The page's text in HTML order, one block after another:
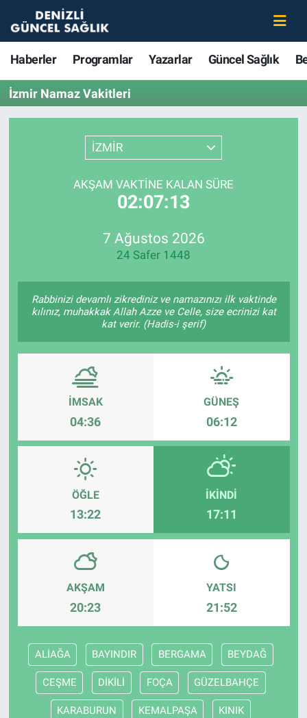
Haberler Programlar Yazarlar Güncel Sağlık
İzmir Namaz Vakitleri
İZMİR
AKŞAM VAKTINE KALAN SÜRE
02:07:13
7 Ağustos 2026
24 Safer 1448
Rabbinizi devamlı zikrediniz ve namazınızı ilk vaktinde
kılınız, muhakkak Allah Azze ve Celle, size ecrinizi kat
kat verir. (Hadis-i şerif)
İMSAK
04:36
GÜNEŞ
06:12
ÖĞLE
13:22
İKINDI
17:11
AKŞAM
20:23
YATSI
21:52
ALİAĞA BAYINDIR BERGAMA BEYDAĞ
CEŞME DİKİLİ FOÇA GÜZELBAHÇE
KARABURUN KEMALPAŞA KINIK
Haberler
Programlar
Yazarlar
Güncel Sağlık
Beslenme
Estetik ve Güzellik
Merkezefendi Nöbetçi Eczaneler
Merkezefendi Hava Durumu
Merkezefendi Trafik Yoğunluk Haritası
Süper Lig Puan Durumu ve Fikstür
Tüm Manşetler